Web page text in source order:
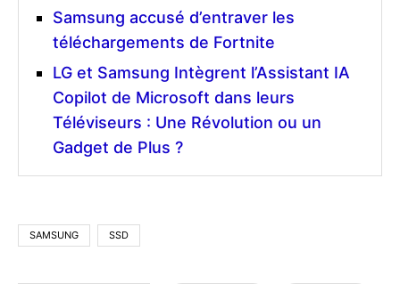
Samsung accusé d’entraver les
téléchargements de Fortnite
LG et Samsung Intègrent l’Assistant IA
Copilot de Microsoft dans leurs
Téléviseurs : Une Révolution ou un
Gadget de Plus ?
SAMSUNG SSD